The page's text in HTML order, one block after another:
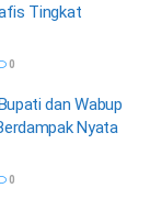
Tingkat
0
dan Wabup
Nyata
0